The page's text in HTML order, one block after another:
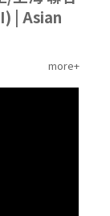
| Asian
more+